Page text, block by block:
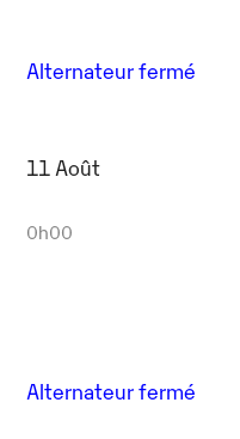
Alternateur fermé
11 Août
0h00
Alternateur fermé